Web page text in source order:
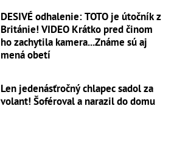
DESIVÉ odhalenie: TOTO je útočník z
Británie! VIDEO Krátko pred činom
ho zachytila kamera...Známe sú aj
mená obetí
Len jedenásťročný chlapec sadol za
volant! Šoféroval a narazil do domu